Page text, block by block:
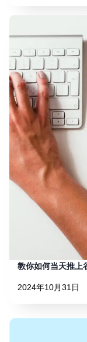
教你如何当天推上
2024年10月31日